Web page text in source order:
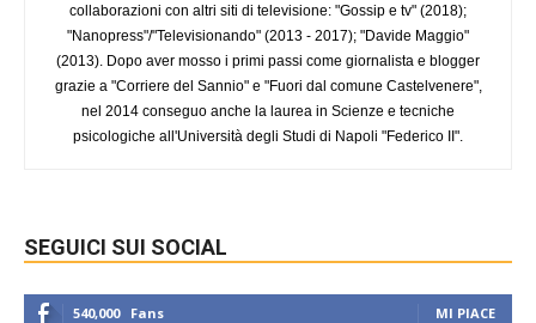
collaborazioni con altri siti di televisione: "Gossip e tv" (2018);
"Nanopress"/"Televisionando" (2013 - 2017); "Davide Maggio"
(2013). Dopo aver mosso i primi passi come giornalista e blogger
grazie a "Corriere del Sannio" e "Fuori dal comune Castelvenere",
nel 2014 conseguo anche la laurea in Scienze e tecniche
psicologiche all'Università degli Studi di Napoli "Federico II".
SEGUICI SUI SOCIAL
540,000 Fans MI PIACE